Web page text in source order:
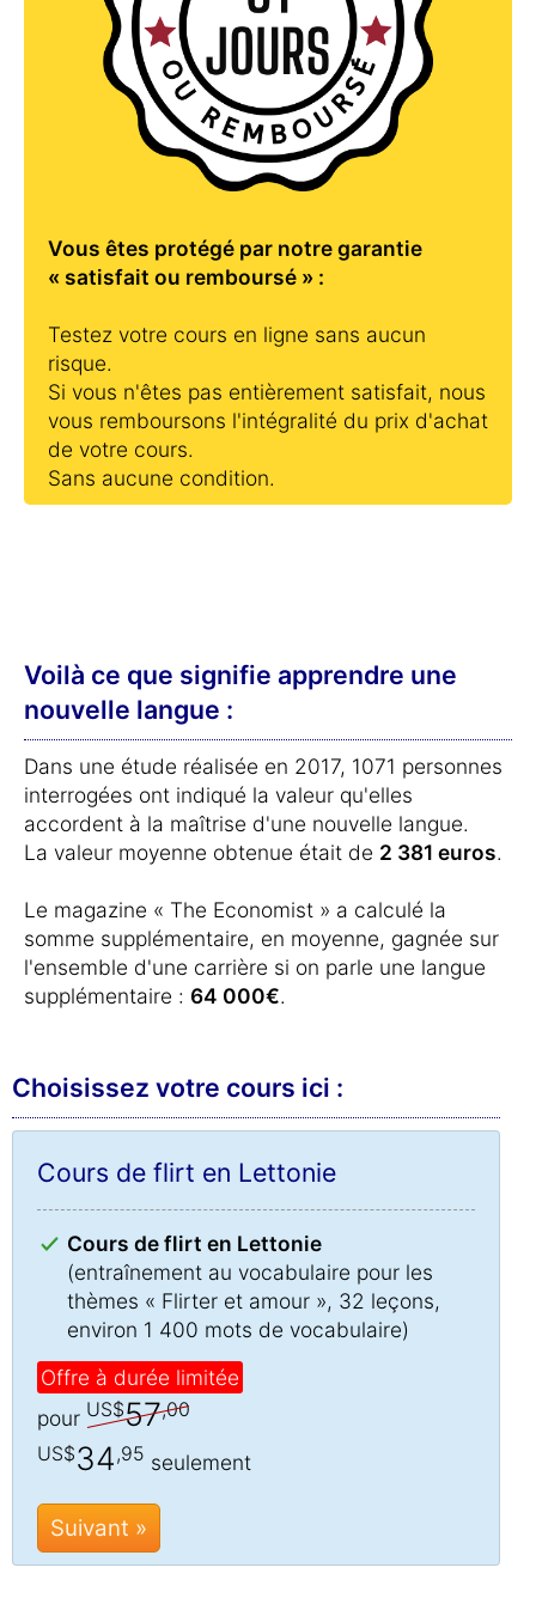
Vous êtes protégé par notre garantie
« satisfait ou remboursé » :
Testez votre cours en ligne sans aucun
risque.
Si vous n'êtes pas entièrement satisfait, nous
vous remboursons l'intégralité du prix d'achat
de votre cours.
Sans aucune condition.
Voilà ce que signifie apprendre une
nouvelle langue :
Dans une étude réalisée en 2017, 1071 personnes
interrogées ont indiqué la valeur qu'elles
accordent à la maîtrise d'une nouvelle langue.
La valeur moyenne obtenue était de 2 381 euros.
Le magazine « The Economist » a calculé la
somme supplémentaire, en moyenne, gagnée sur
l'ensemble d'une carrière si on parle une langue
supplémentaire : 64 000€.
Choisissez votre cours ici :
Cours de flirt en Lettonie
Cours de flirt en Lettonie
(entraînement au vocabulaire pour les
thèmes « Flirter et amour », 32 leçons,
environ 1 400 mots de vocabulaire)
Offre à durée limitée
pour US$57,00
US$34 ,95 seulement
Suivant »